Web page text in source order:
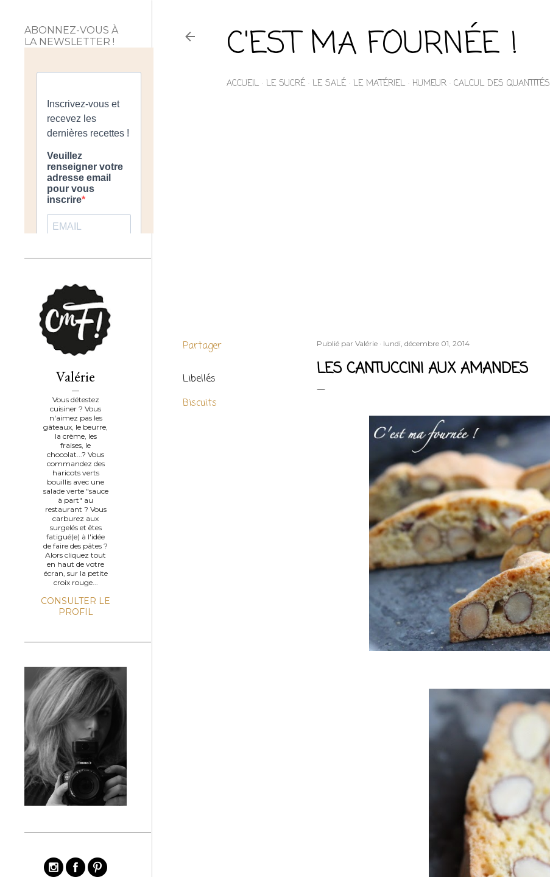
C'EST MA FOURNÉE !
ACCUEIL LE SUCRÉ LE SALÉ LE MATÉRIEL HUMEUR CALCUL DES QUANTITÉS
Partager
Libellés
Biscuits
Publié par Valérie lundi, décembre 01, 2014
LES CANTUCCINI AUX AMANDES
ABONNEZ-VOUS À
LA NEWSLETTER !
Valérie
Vous détestez
cuisiner ? Vous
n'aimez pas les
gâteaux, le beurre,
la crème, les
fraises, le
chocolat...? Vous
commandez des
haricots verts
bouillis avec une
salade verte "sauce
à part" au
restaurant ? Vous
carburez aux
surgelés et êtes
fatigué(e) à l'idée
de faire des pâtes ?
Alors cliquez tout
en haut de votre
écran, sur la petite
croix rouge...
CONSULTER LE
PROFIL